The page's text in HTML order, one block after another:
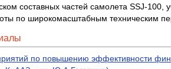
составных частей самолета SSJ-
по широкомасштабным техническим
по повышению эффективности